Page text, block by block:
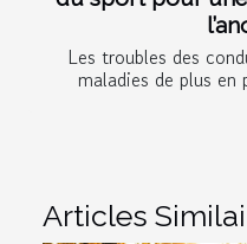
Les troubles des
maladies de plus en
Articles